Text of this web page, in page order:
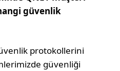
güvenlik
protokollerini
güvenliği